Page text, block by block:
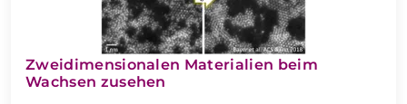
Zweidimensionalen Materialien beim
Wachsen zusehen